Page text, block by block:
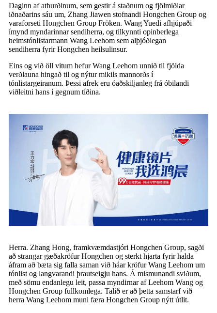
Daginn af atburðinum, sem gestir á staðnum og fjölmiðlar
iðnaðarins sáu um, Zhang Jiawen stofnandi Hongchen Group og
varaforseti Hongchen Group Fröken. Wang Yuedi afhjúpaði
ímynd myndarinnarsendiherra, og tilkynnti opinberlega
heimstónlistarmann Wang Leehom sem alþjóðlegan
sendiherra fyrir Hongchen heilsulinsur.
Eins og við öll vitum hefur Wang Leehom unnið til fjölda
verðlauna hingað til og nýtur mikils mannorðs í
tónlistargeiranum. Þessi afrek eru óaðskiljanleg frá óbilandi
viðleitni hans í gegnum tíðina.
Herra. Zhang Hong, framkvæmdastjóri Hongchen Group, sagði
að strangar gæðakröfur Hongchen og sterkt hjarta fyrirhalda
áfram að bæta sig falla saman við háar kröfur Wang Leehom um
tónlist og langvarandi þrautseigju hans. Á mismunandi sviðum,
með sömu endanlegu leit, passa myndirnar af Leehom Wang og
Hongchen Group fullkomlega. Talið er að þetta samstarf við
herra Wang Leehom muni færa Hongchen Group nýtt útlit.